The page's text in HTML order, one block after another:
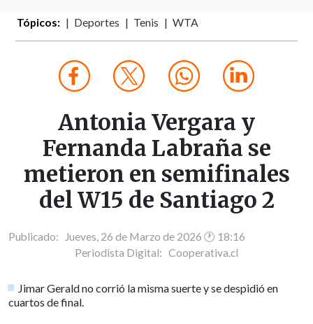
Tópicos: Deportes Tenis WTA
Antonia Vergara y
Fernanda Labraña se
metieron en semifinales
del W15 de Santiago 2
Publicado: Jueves, 26 de Marzo de 2026 🕐 18:16
Periodista Digital: Cooperativa.cl
Jimar Gerald no corrió la misma suerte y se despidió en
cuartos de final.